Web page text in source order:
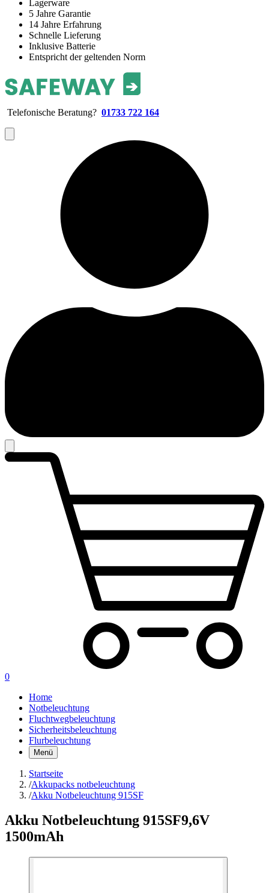
Lagerware
5 Jahre Garantie
14 Jahre Erfahrung
Schnelle Lieferung
Inklusive Batterie
Entspricht der geltenden Norm
Telefonische Beratung? 01733 722 164
0
Home
Notbeleuchtung
Fluchtwegbeleuchtung
Sicherheitsbeleuchtung
Flurbeleuchtung
Menü
Startseite
/Akkupacks notbeleuchtung
/Akku Notbeleuchtung 915SF
Akku Notbeleuchtung 915SF9,6V
1500mAh